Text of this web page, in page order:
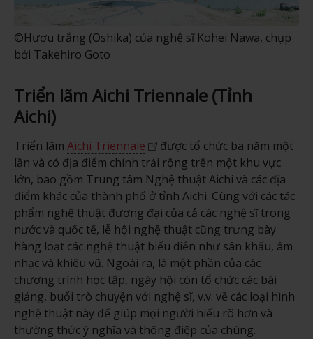
©Hươu trắng (Oshika) của nghệ sĩ Kohei Nawa, chụp
bởi Takehiro Goto
Triển lãm Aichi Triennale (Tỉnh
Aichi)
Triển lãm Aichi Triennale
được tổ chức ba năm một
lần và có địa điểm chính trải rộng trên một khu vực
lớn, bao gồm Trung tâm Nghệ thuật Aichi và các địa
điểm khác của thành phố ở tỉnh Aichi. Cùng với các tác
phẩm nghệ thuật đương đại của cả các nghệ sĩ trong
nước và quốc tế, lễ hội nghệ thuật cũng trưng bày
hàng loạt các nghệ thuật biểu diễn như sân khấu, âm
nhạc và khiêu vũ. Ngoài ra, là một phần của các
chương trình học tập, ngày hội còn tổ chức các bài
giảng, buổi trò chuyện với nghệ sĩ, v.v. về các loại hình
nghệ thuật này để giúp mọi người hiểu rõ hơn và
thường thức ý nghĩa và thông điệp của chúng.